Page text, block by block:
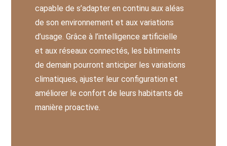
capable de s’adapter en continu aux aléas
de son environnement et aux variations
d’usage. Grâce à l’intelligence artificielle
et aux réseaux connectés, les bâtiments
de demain pourront anticiper les variations
climatiques, ajuster leur configuration et
améliorer le confort de leurs habitants de
manière proactive.